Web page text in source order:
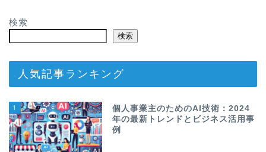
検索
検索
人気記事ランキング
1
個人事業主のためのAI技術：2024
年の最新トレンドとビジネス活用事
例